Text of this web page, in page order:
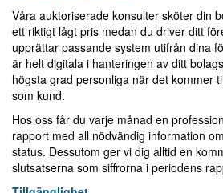
Våra auktoriserade konsulter sköter din
ett riktigt lågt pris medan du driver ditt
upprättar passande system utifrån dina
är helt digitala i hanteringen av ditt
högsta grad personliga när det kommer
som kund.
Hos oss får du varje månad en
rapport med all nödvändig information
status. Dessutom ger vi dig alltid en
slutsatserna som siffrorna i periodens